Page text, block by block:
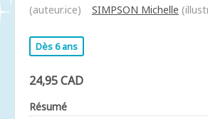
(auteur.ice)
SIMPSON Michelle
Dès 6 ans
24,95 CAD
Résumé